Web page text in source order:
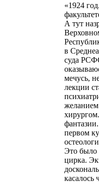
«1924
А тут
в
суда
мечусь,
лекции
желанием
первом
Это было
цирка.
касалось